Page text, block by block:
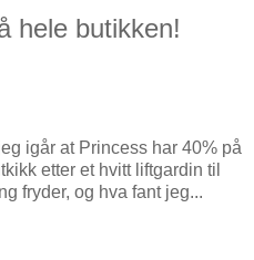
hele butikken!
igår at Princess har 40% på
etter et hvitt liftgardin til
fryder, og hva fant jeg...